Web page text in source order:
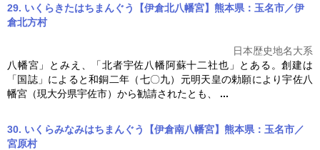
29. いくらきたはちまんぐう【伊倉北八幡宮】熊本県：玉名市／伊
倉北方村
日本歴史地名大系
八幡宮」とみえ、「北者宇佐八幡阿蘇十二社也」とある。創建は
「国誌」によると和銅二年（七〇九） 元明天皇の勅願により宇佐八
幡宮（現大分県宇佐市）から勧請されたとも、 ...
30. いくらみなみはちまんぐう【伊倉南八幡宮】熊本県：玉名市／
宮原村